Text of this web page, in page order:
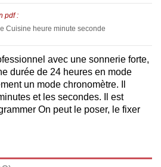
pdf :
Cuisine heure minute seconde
avec une sonnerie forte,
durée de 24 heures en mode
un mode chronomètre. Il
et les secondes. Il est
On peut le poser, le fixer